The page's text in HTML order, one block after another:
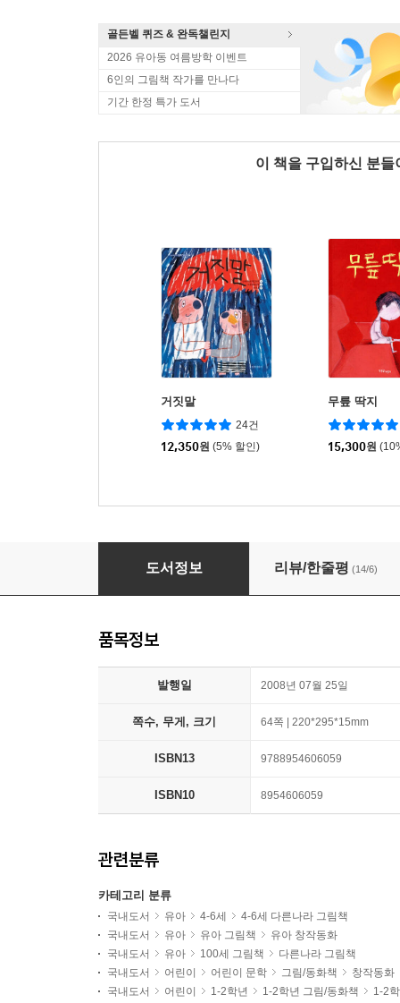
골든벨 퀴즈 & 완독챌린지
2026 유아동 여름방학 이벤트
6인의 그림책 작가를 만나다
기간 한정 특가 도서
이 책을 구입하신 분
거짓말
24건
12,350원 (5% 할인)
무릎 딱지
15,300원
도서정보 리뷰/한줄평 (14/6)
품목정보
발행일 2008년 07월 25일
쪽수, 무게, 크기 64쪽 | 220*295*15mm
ISBN13 9788954606059
ISBN10 8954606059
관련분류
카테고리 분류
국내도서 유아 4-6세
4-6세 다른나라 그림책
국내도서
유아 유아 그림책
유아 창작동화
국내도서
유아 100세 그림책
다른나라 그림책
국내도서
어린이 어린이 문학 그림/동화책
창작동화
국내도서
어린이 1-2학년 1-2학년 그림/동화책
1-2